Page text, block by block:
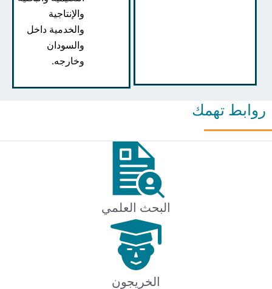
والإنتاجية
والخدمية داخل
والسودان
وخارجه.
تهمك
البحث العلمي
الخريجون